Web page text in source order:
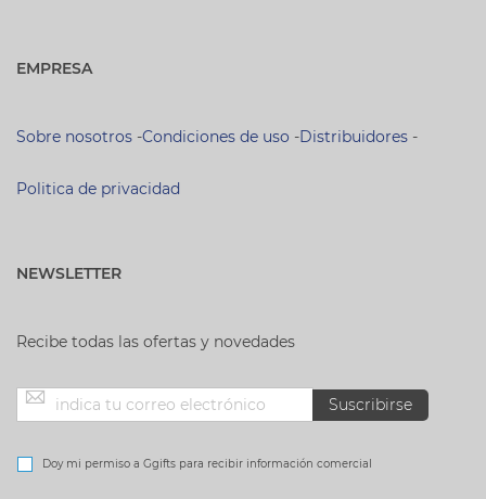
EMPRESA
Sobre nosotros -Condiciones de uso -Distribuidores -
Politica de privacidad
NEWSLETTER
Recibe todas las ofertas y novedades
Inscríbase
a
Suscribirse
Doy mi permiso a Ggifts para recibir información comercial